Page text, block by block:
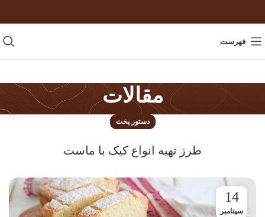
فهرست
مقالات
دستور پخت
طرز تهیه انواع کیک با ماست
14
سپتامبر